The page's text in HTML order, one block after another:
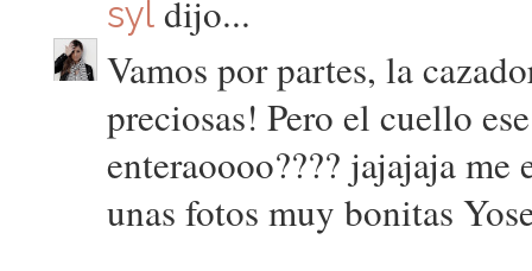
syldijo...
Vamos por partes, la
preciosas! Pero el cuello
enteraoooo???? jajajaja me
unas fotos muy bonitas